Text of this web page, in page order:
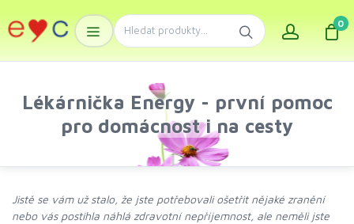
0
Lékárnička Energy - první pomoc
pro domácnost i na cesty
Jistě se vám už stalo, že jste potřebovali ošetřit nějaké zranění
nebo vás postihla náhlá zdravotní nepříjemnost, ale neměli jste